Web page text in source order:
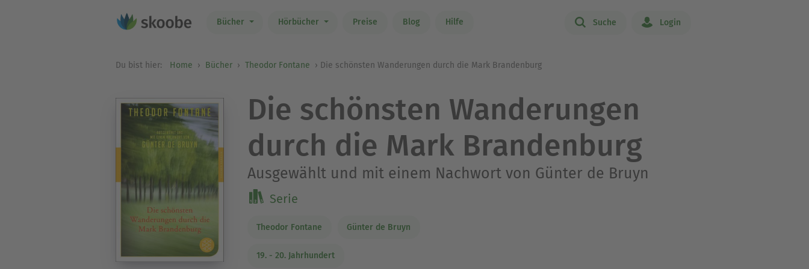
Bücher Hörbücher Preise Blog Hilfe Suche Login
Du bist hier: Home Bücher Theodor Fontane Die schönsten Wanderungen durch die Mark Brandenburg
Die schönsten Wanderungen
durch die Mark Brandenburg
Ausgewählt und mit einem Nachwort von Günter de Bruyn
Serie
Theodor Fontane Günter de Bruyn
19. - 20. Jahrhundert